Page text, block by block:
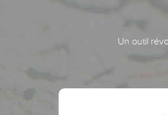
Un outil